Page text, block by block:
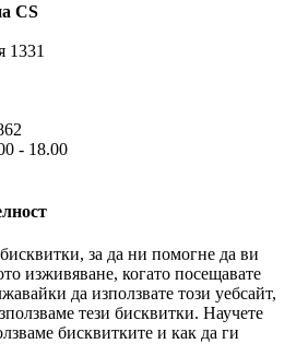
CS
1331
- 18.00
за да ни помогне да ви
изживяване, когато посещавате
да използвате този уебсайт,
тези бисквитки. Научете
бисквитките и как да ги